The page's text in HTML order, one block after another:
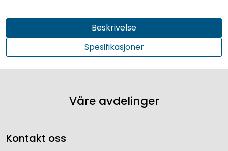
Beskrivelse
Spesifikasjoner
Våre avdelinger
Kontakt oss